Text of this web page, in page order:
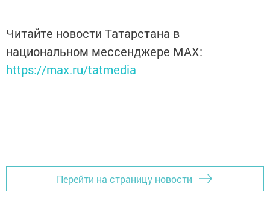
Читайте новости Татарстана в
национальном мессенджере MАХ:
https://max.ru/tatmedia
Перейти на страницу новости